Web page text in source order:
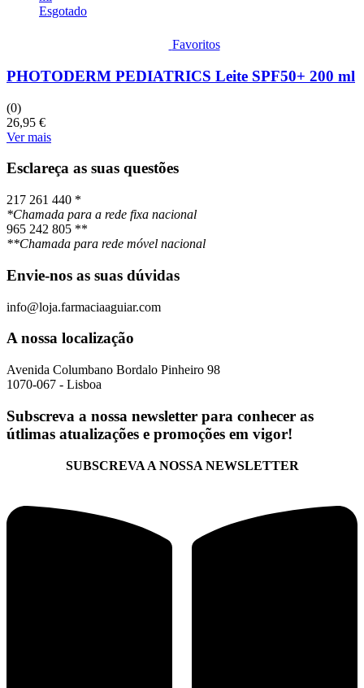
Esgotado
Favoritos
PHOTODERM PEDIATRICS Leite SPF50+ 200 ml
(0)
26,95 €
Ver mais
Esclareça as suas questões
217 261 440 *
*Chamada para a rede fixa nacional
965 242 805 **
**Chamada para rede móvel nacional
Envie-nos as suas dúvidas
info@loja.farmaciaaguiar.com
A nossa localização
Avenida Columbano Bordalo Pinheiro 98
1070-067 - Lisboa
Subscreva a nossa newsletter para conhecer as
útlimas atualizações e promoções em vigor!
SUBSCREVA A NOSSA NEWSLETTER